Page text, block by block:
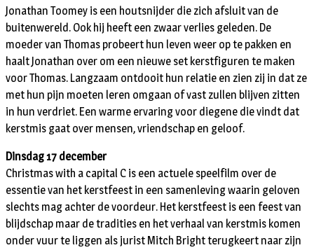
Jonathan Toomey is een houtsnijder die zich afsluit van de
buitenwereld. Ook hij heeft een zwaar verlies geleden. De
moeder van Thomas probeert hun leven weer op te pakken en
haalt Jonathan over om een nieuwe set kerstfiguren te maken
voor Thomas. Langzaam ontdooit hun relatie en zien zij in dat ze
met hun pijn moeten leren omgaan of vast zullen blijven zitten
in hun verdriet. Een warme ervaring voor diegene die vindt dat
kerstmis gaat over mensen, vriendschap en geloof.
Dinsdag 17 december
Christmas with a capital C is een actuele speelfilm over de
essentie van het kerstfeest in een samenleving waarin geloven
slechts mag achter de voordeur. Het kerstfeest is een feest van
blijdschap maar de tradities en het verhaal van kerstmis komen
onder vuur te liggen als jurist Mitch Bright terugkeert naar zijn